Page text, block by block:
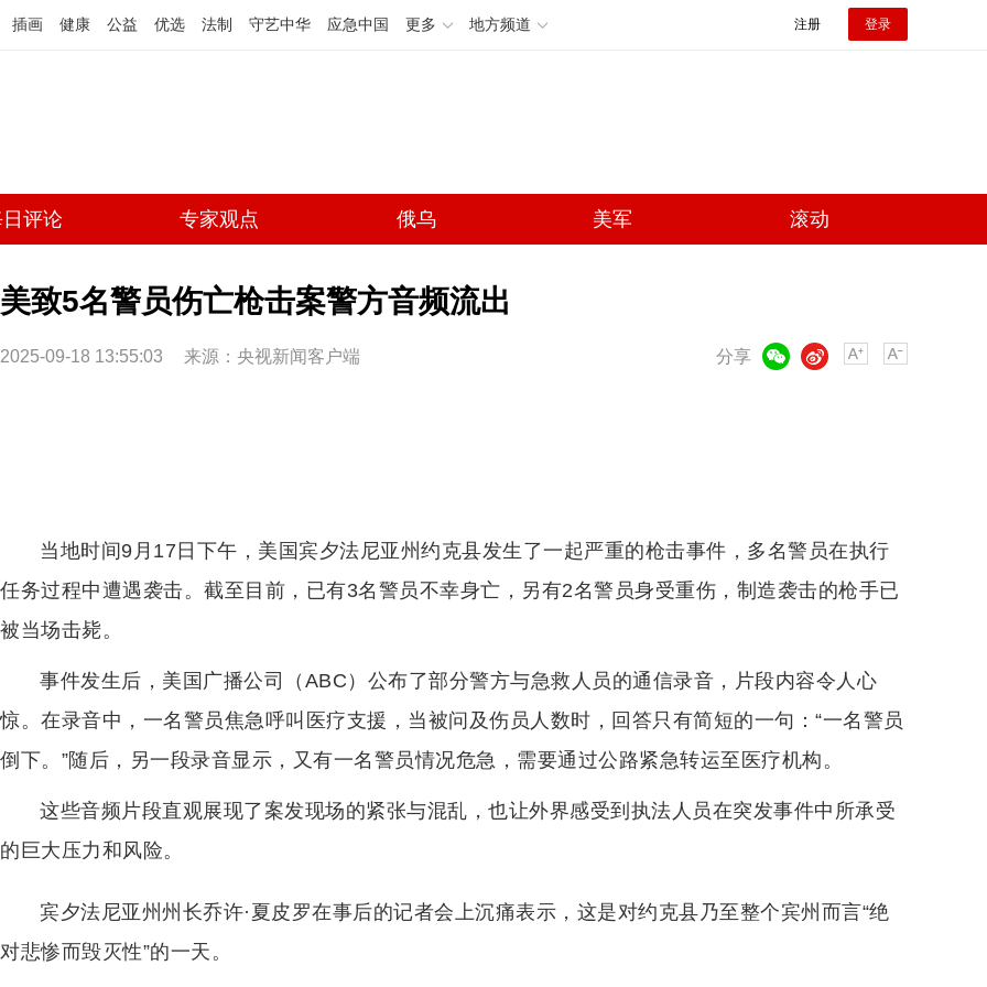
插画 健康 公益 优选 法制 守艺中华 应急中国 更多 地方频道 注册 登录
评论 专家观点 俄乌 美军 滚动
美致5名警员伤亡枪击案警方音频流出
2025-09-18 13:55:03 来源：央视新闻客户端 分享
微博
当地时间9月17日下午，美国宾夕法尼亚州约克县发生了一起严重的枪击事件，多名警员在执行
任务过程中遭遇袭击。截至目前，已有3名警员不幸身亡，另有2名警员身受重伤，制造袭击的枪手已
被当场击毙。
事件发生后，美国广播公司（ABC）公布了部分警方与急救人员的通信录音，片段内容令人心
惊。在录音中，一名警员焦急呼叫医疗支援，当被问及伤员人数时，回答只有简短的一句：“一名警员
倒下。”随后，另一段录音显示，又有一名警员情况危急，需要通过公路紧急转运至医疗机构。
这些音频片段直观展现了案发现场的紧张与混乱，也让外界感受到执法人员在突发事件中所承受
的巨大压力和风险。
宾夕法尼亚州州长乔许·夏皮罗在事后的记者会上沉痛表示，这是对约克县乃至整个宾州而言“绝
对悲惨而毁灭性”的一天。